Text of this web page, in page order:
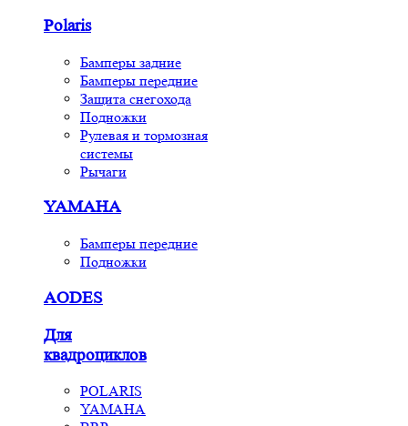
Polaris
Бамперы задние
Бамперы передние
Защита снегохода
Подножки
Рулевая и тормозная
системы
Рычаги
YAMAHA
Бамперы передние
Подножки
AODES
Для
квадроциклов
POLARIS
YAMAHA